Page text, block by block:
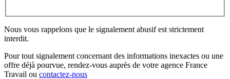
Nous vous rappelons que le signalement abusif est strictement
interdit.
Pour tout signalement concernant des informations inexactes ou une
offre déjà pourvue, rendez-vous auprès de votre agence France
Travail ou contactez-nous